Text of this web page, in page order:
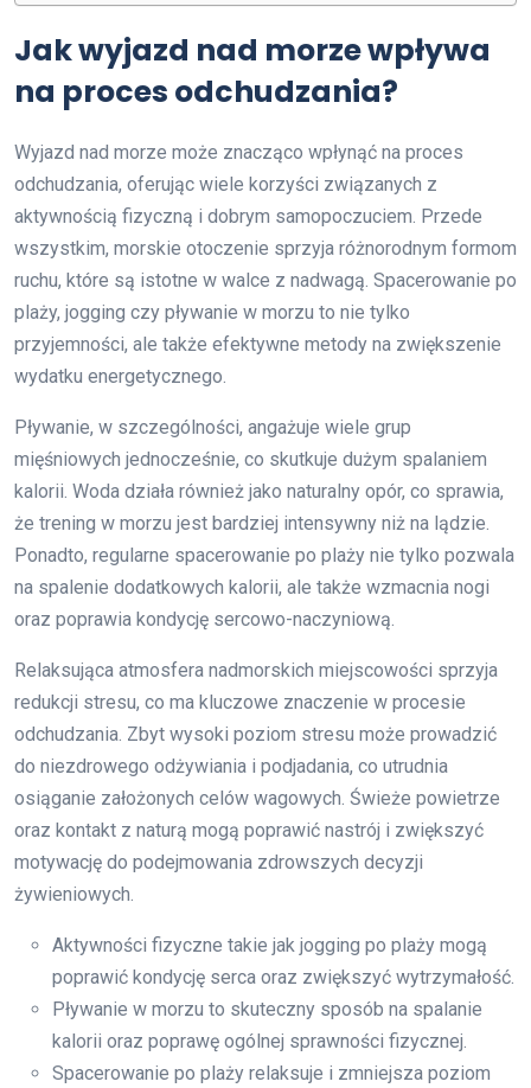
Jak wyjazd nad morze wpływa
na proces odchudzania?
Wyjazd nad morze może znacząco wpłynąć na proces
odchudzania, oferując wiele korzyści związanych z
aktywnością fizyczną i dobrym samopoczuciem. Przede
wszystkim, morskie otoczenie sprzyja różnorodnym formom
ruchu, które są istotne w walce z nadwagą. Spacerowanie po
plaży, jogging czy pływanie w morzu to nie tylko
przyjemności, ale także efektywne metody na zwiększenie
wydatku energetycznego.
Pływanie, w szczególności, angażuje wiele grup
mięśniowych jednocześnie, co skutkuje dużym spalaniem
kalorii. Woda działa również jako naturalny opór, co sprawia,
że trening w morzu jest bardziej intensywny niż na lądzie.
Ponadto, regularne spacerowanie po plaży nie tylko pozwala
na spalenie dodatkowych kalorii, ale także wzmacnia nogi
oraz poprawia kondycję sercowo-naczyniową.
Relaksująca atmosfera nadmorskich miejscowości sprzyja
redukcji stresu, co ma kluczowe znaczenie w procesie
odchudzania. Zbyt wysoki poziom stresu może prowadzić
do niezdrowego odżywiania i podjadania, co utrudnia
osiąganie założonych celów wagowych. Świeże powietrze
oraz kontakt z naturą mogą poprawić nastrój i zwiększyć
motywację do podejmowania zdrowszych decyzji
żywieniowych.
Aktywności fizyczne takie jak jogging po plaży mogą
poprawić kondycję serca oraz zwiększyć wytrzymałość.
Pływanie w morzu to skuteczny sposób na spalanie
kalorii oraz poprawę ogólnej sprawności fizycznej.
Spacerowanie po plaży relaksuje i zmniejsza poziom